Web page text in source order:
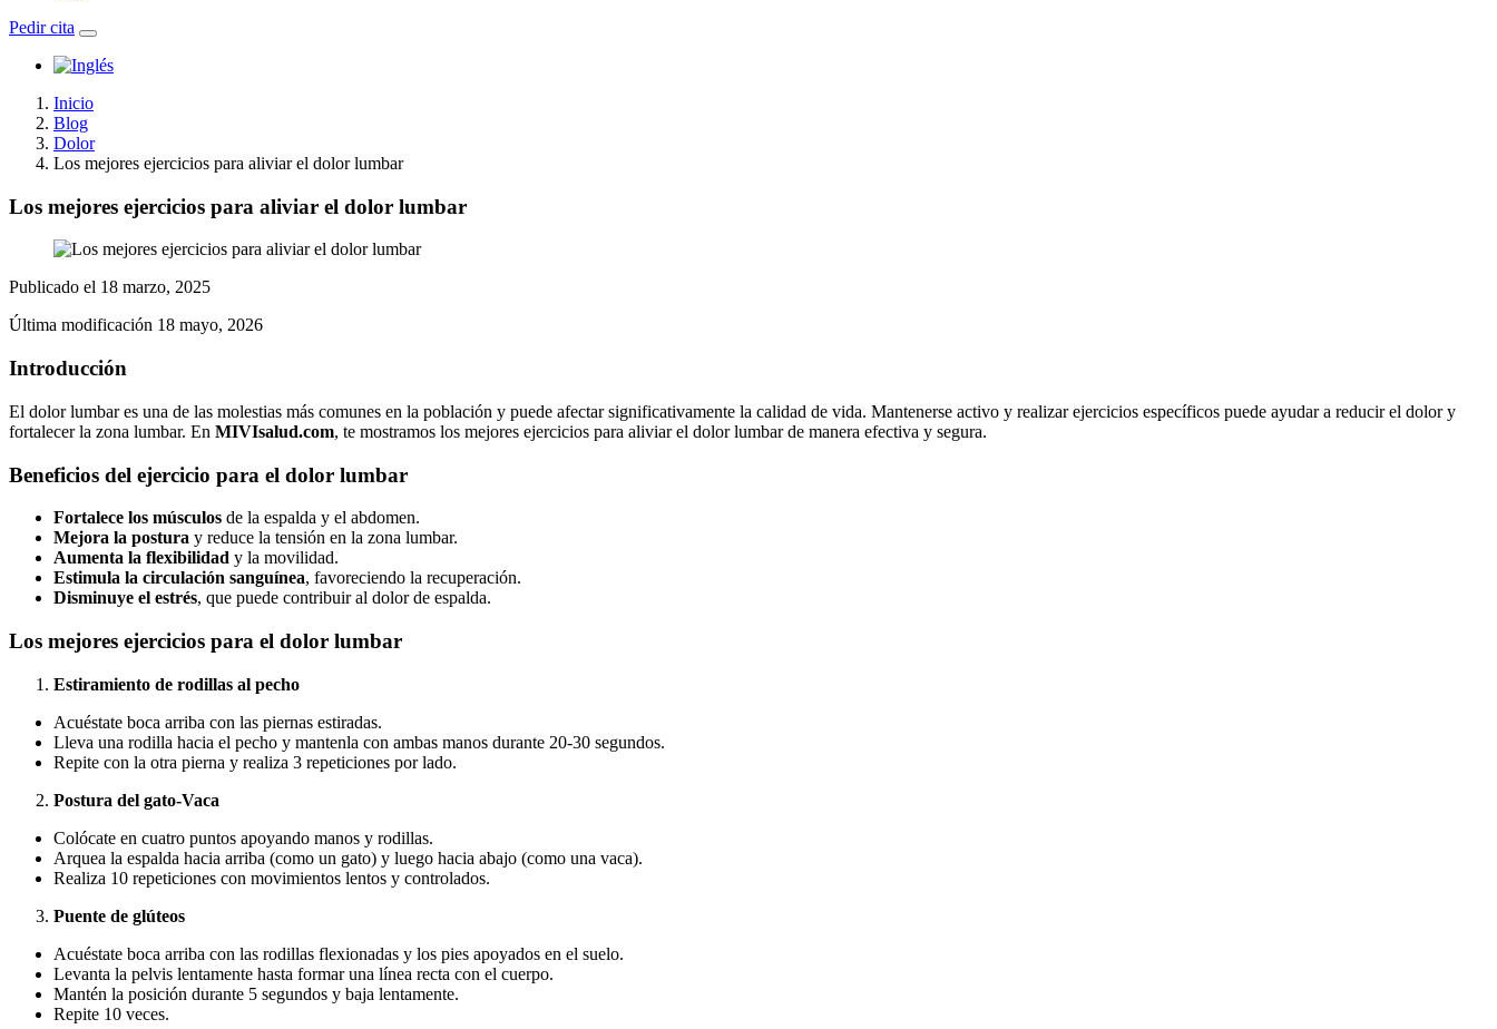
Pedir cita
Inicio
Blog
Dolor
Los mejores ejercicios para aliviar el dolor lumbar
Los mejores ejercicios para aliviar el dolor lumbar
Publicado el 18 marzo, 2025
Última modificación 18 mayo, 2026
Introducción
El dolor lumbar es una de las molestias más comunes en la población y puede afectar significativamente la calidad de vida. Mantenerse activo y realizar ejercicios específicos puede ayudar a reducir el dolor y
fortalecer la zona lumbar. En MIVIsalud.com, te mostramos los mejores ejercicios para aliviar el dolor lumbar de manera efectiva y segura.
Beneficios del ejercicio para el dolor lumbar
Fortalece los músculos de la espalda y el abdomen.
Mejora la postura y reduce la tensión en la zona lumbar.
Aumenta la flexibilidad y la movilidad.
Estimula la circulación sanguínea, favoreciendo la recuperación.
Disminuye el estrés, que puede contribuir al dolor de espalda.
Los mejores ejercicios para el dolor lumbar
Estiramiento de rodillas al pecho
Acuéstate boca arriba con las piernas estiradas.
Lleva una rodilla hacia el pecho y mantenla con ambas manos durante 20-30 segundos.
Repite con la otra pierna y realiza 3 repeticiones por lado.
Postura del gato-Vaca
Colócate en cuatro puntos apoyando manos y rodillas.
Arquea la espalda hacia arriba (como un gato) y luego hacia abajo (como una vaca).
Realiza 10 repeticiones con movimientos lentos y controlados.
Puente de glúteos
Acuéstate boca arriba con las rodillas flexionadas y los pies apoyados en el suelo.
Levanta la pelvis lentamente hasta formar una línea recta con el cuerpo.
Mantén la posición durante 5 segundos y baja lentamente.
Repite 10 veces.